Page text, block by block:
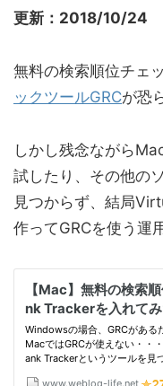
更新：2018/10/24
無料の検索順位チェ
ックツールGRCが恐
しかし残念ながら
試したり、その他の
見つからず、結局
作ってGRCを使う運